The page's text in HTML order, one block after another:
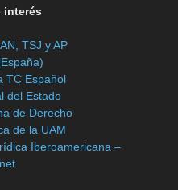
interés
TSJ y AP
TC Español
del Estado
de Derecho
de la UAM
Iberoamericana –